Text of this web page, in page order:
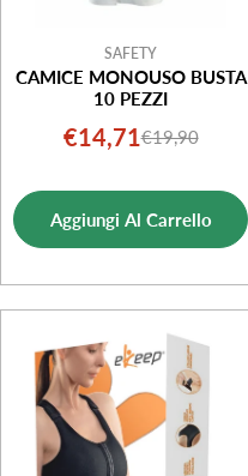
SAFETY
CAMICE MONOUSO BUSTA
10 PEZZI
Prezzo
vendita
€14,71Prezzo
€19,90
Aggiungi Al Carrello